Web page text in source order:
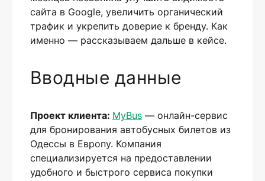
сайта в Google, увеличить органический
трафик и укрепить доверие к бренду. Как
именно — рассказываем дальше в кейсе.
Вводные данные
Проект клиента: MyBus—онлайн-сервис
для бронирования автобусных билетов из
Одессы в Европу. Компания
специализируется на предоставлении
удобного и быстрого сервиса покупки